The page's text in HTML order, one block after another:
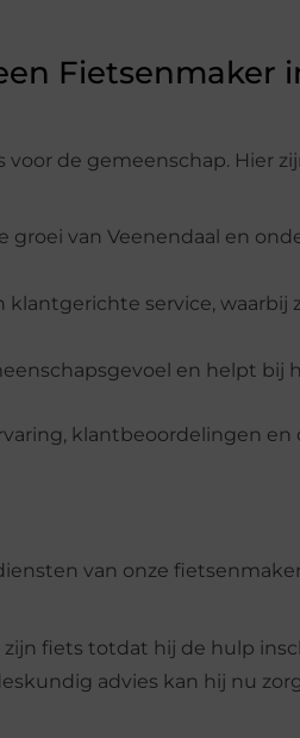
Fietsenmaker
de gemeenschap. Hier
groei van Veenendaal en
service, waarbij
en helpt bij
klantbeoordelingen en
van onze
fiets totdat hij de hulp
advies kan hij nu